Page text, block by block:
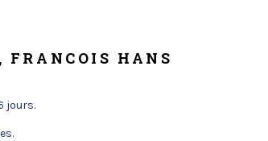
HANS
jours.